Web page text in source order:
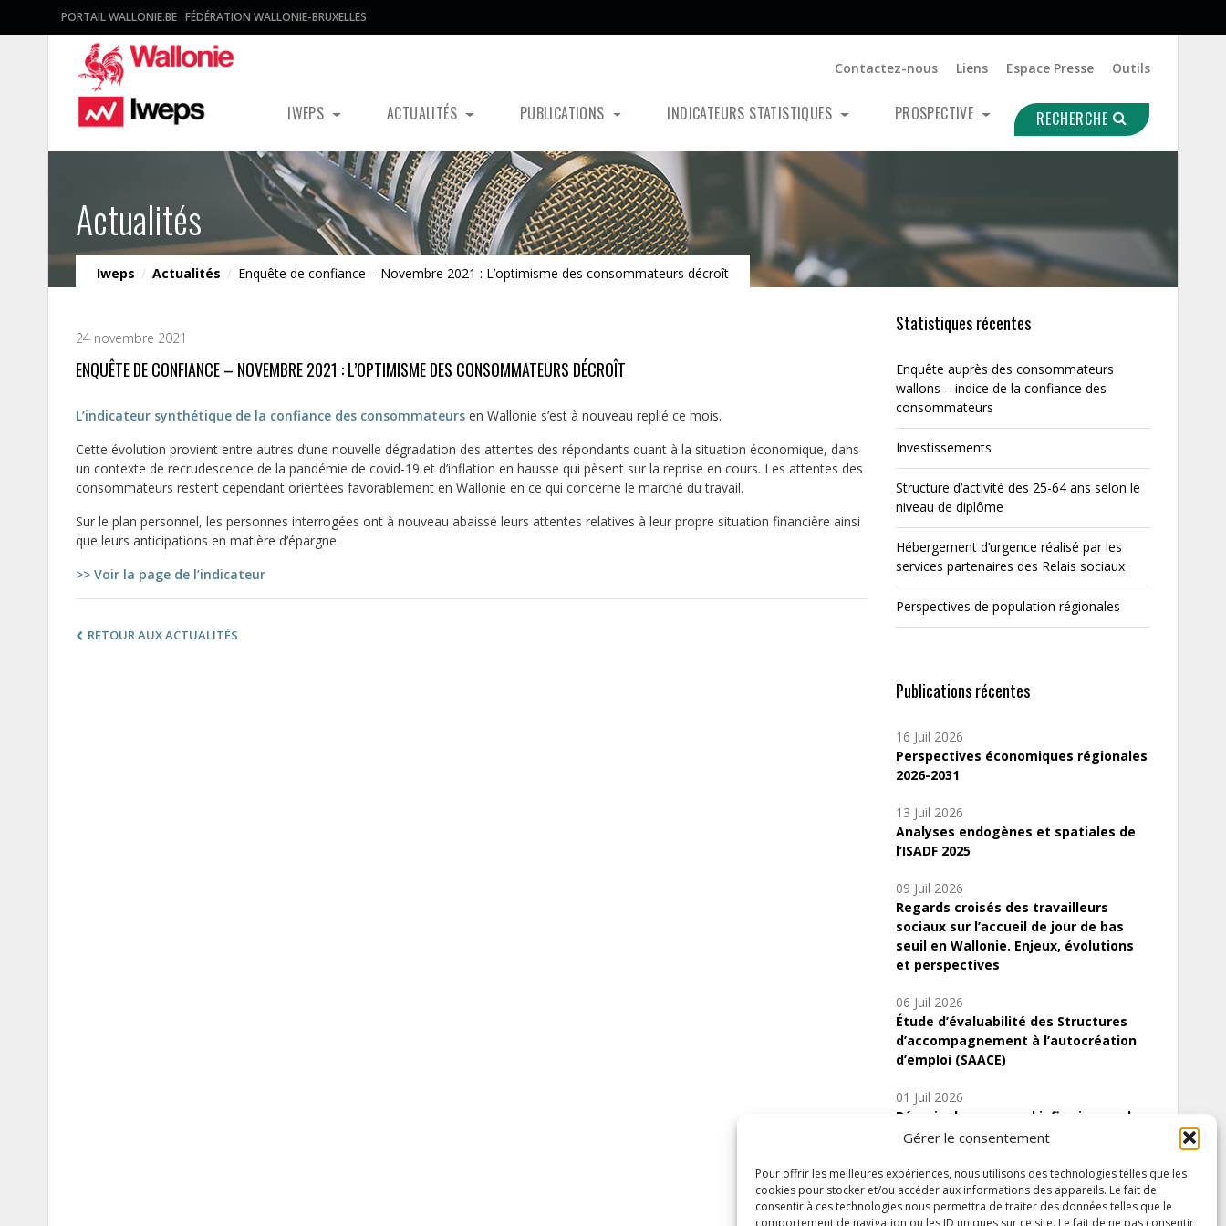
Gérer le consentement
Pour offrir les meilleures expériences, nous utilisons des technologies telles que les
cookies pour stocker et/ou accéder aux informations des appareils. Le fait de
consentir à ces technologies nous permettra de traiter des données telles que le
comportement de navigation ou les ID uniques sur ce site. Le fait de ne pas consentir
PORTAIL WALLONIE.BE FÉDÉRATION WALLONIE-BRUXELLES
Contactez-nous Liens Espace Presse Outils
IWEPS ACTUALITÉS PUBLICATIONS INDICATEURS STATISTIQUES PROSPECTIVE RECHERCHE
Actualités
Iweps / Actualités / Enquête de confiance – Novembre 2021 : L’optimisme des consommateurs décroît
24 novembre 2021
ENQUÊTE DE CONFIANCE – NOVEMBRE 2021 : L’OPTIMISME DES CONSOMMATEURS DÉCROÎT
L’indicateur synthétique de la confiance des consommateurs en Wallonie s’est à nouveau replié ce mois.
Cette évolution provient entre autres d’une nouvelle dégradation des attentes des répondants quant à la situation économique, dans
un contexte de recrudescence de la pandémie de covid-19 et d’inflation en hausse qui pèsent sur la reprise en cours. Les attentes des
consommateurs restent cependant orientées favorablement en Wallonie en ce qui concerne le marché du travail.
Sur le plan personnel, les personnes interrogées ont à nouveau abaissé leurs attentes relatives à leur propre situation financière ainsi
que leurs anticipations en matière d’épargne.
>> Voir la page de l’indicateur
RETOUR AUX ACTUALITÉS
Statistiques récentes
Enquête auprès des consommateurs
wallons – indice de la confiance des
consommateurs
Investissements
Structure d’activité des 25-64 ans selon le
niveau de diplôme
Hébergement d’urgence réalisé par les
services partenaires des Relais sociaux
Perspectives de population régionales
Publications récentes
16 Juil 2026
Perspectives économiques régionales
2026-2031
13 Juil 2026
Analyses endogènes et spatiales de
l’ISADF 2025
09 Juil 2026
Regards croisés des travailleurs
sociaux sur l’accueil de jour de bas
seuil en Wallonie. Enjeux, évolutions
et perspectives
06 Juil 2026
Étude d’évaluabilité des Structures
d’accompagnement à l’autocréation
d’emploi (SAACE)
01 Juil 2026
Pénurie du personnel infirmier :quels
indicateurs d’offre de soins pour